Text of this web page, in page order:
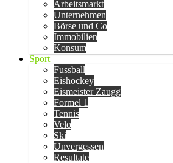
Arbeitsmarkt
Unternehmen
Börse und Co
Immobilien
Konsum
Sport
Fussball
Eishockey
Eismeister Zaugg
Formel 1
Tennis
Velo
Ski
Unvergessen
Resultate